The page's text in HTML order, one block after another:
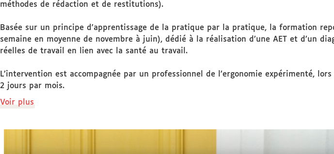
méthodes de rédaction et de restitutions).
Basée sur un principe d’apprentissage de la pratique par la pratique, la formation
semaine en moyenne de novembre à juin), dédié à la réalisation d’une AET et d’un
réelles de travail en lien avec la santé au travail.
L’intervention est accompagnée par un professionnel de l’ergonomie expérimenté,
2 jours par mois.
Voir plus